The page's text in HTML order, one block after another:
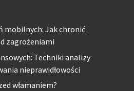
mobilnych: Jak chronić
zagrożeniami
Techniki analizy
nieprawidłowości
włamaniem?